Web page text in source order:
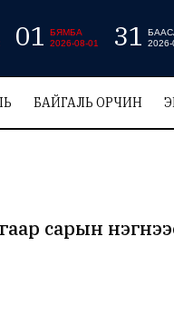
01
БЯМБА
2026-08-01
31
2026-
БАЙГАЛЬ ОРЧИН
сарын